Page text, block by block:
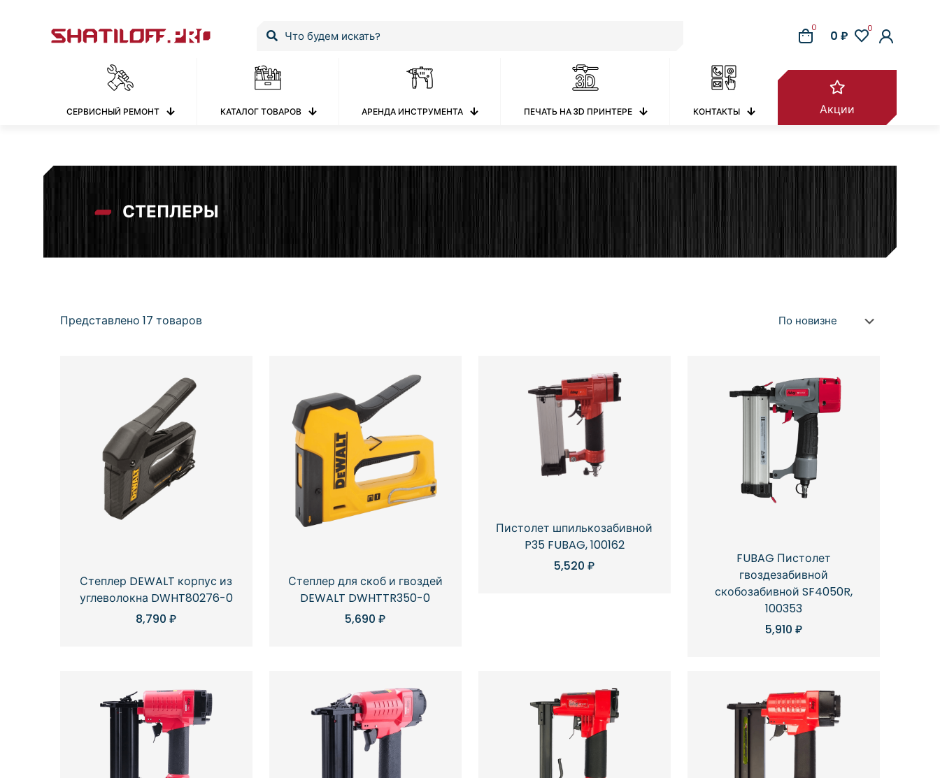
0
0 ₽ 0
СЕРВИСНЫЙ РЕМОНТ КАТАЛОГ ТОВАРОВ АРЕНДА ИНСТРУМЕНТА ПЕЧАТЬ НА 3D ПРИНТЕРЕ КОНТАКТЫ Акции
СТЕПЛЕРЫ
Представлено 17 товаров
Степлер DEWALT корпус из
углеволокна DWHT80276-0
8,790₽
Степлер для скоб и гвоздей
DEWALT DWHTTR350-0
5,690₽
Пистолет шпилькозабивной
P35 FUBAG, 100162
5,520₽
FUBAG Пистолет
гвоздезабивной
скобозабивной SF4050R,
100353
5,910 ₽